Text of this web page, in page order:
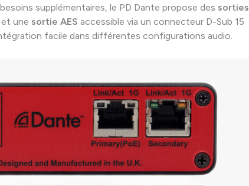
supplémentaires, le PD Dante propose des sorties
et une sortie AES accessible via un connecteur D-Sub 15
facile dans différentes configurations audio.